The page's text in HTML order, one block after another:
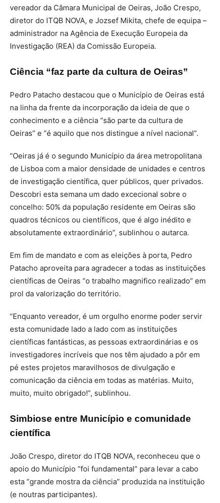
vereador da Câmara Municipal de Oeiras, João Crespo,
diretor do ITQB NOVA, e Jozsef Mikita, chefe de equipa –
administrador na Agência de Execução Europeia da
Investigação (REA) da Comissão Europeia.
Ciência “faz parte da cultura de Oeiras”
Pedro Patacho destacou que o Município de Oeiras está
na linha da frente da incorporação da ideia de que o
conhecimento e a ciência “são parte da cultura de
Oeiras” e “é aquilo que nos distingue a nível nacional”.
“Oeiras já é o segundo Município da área metropolitana
de Lisboa com a maior densidade de unidades e centros
de investigação científica, quer públicos, quer privados.
Descobri esta semana um dado excecional sobre o
concelho: 50% da população residente em Oeiras são
quadros técnicos ou científicos, que é algo inédito e
absolutamente extraordinário”, sublinhou o autarca.
Em fim de mandato e com as eleições à porta, Pedro
Patacho aproveita para agradecer a todas as instituições
científicas de Oeiras “o trabalho magnifico realizado” em
prol da valorização do território.
“Enquanto vereador, é um orgulho enorme poder servir
esta comunidade lado a lado com as instituições
científicas fantásticas, as pessoas extraordinárias e os
investigadores incríveis que nos têm ajudado a pôr em
pé estes projetos maravilhosos de divulgação e
comunicação da ciência em todas as matérias. Muito,
muito, muito obrigado!”, sublinhou.
Simbiose entre Município e comunidade
científica
João Crespo, diretor do ITQB NOVA, reconheceu que o
apoio do Município “foi fundamental” para levar a cabo
esta “grande mostra da ciência” produzida na instituição
(e noutras participantes).